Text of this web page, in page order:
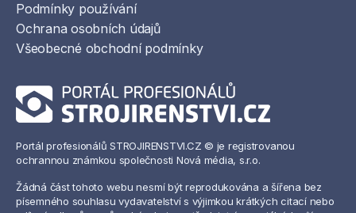
Podmínky používání
Ochrana osobních údajů
Všeobecné obchodní podmínky
Portál profesionálů STROJIRENSTVI.CZ © je registrovanou
ochrannou známkou společnosti Nová média, s.r.o.
Žádná část tohoto webu nesmí být reprodukována a šířena bez
písemného souhlasu vydavatelství s výjimkou krátkých citací nebo